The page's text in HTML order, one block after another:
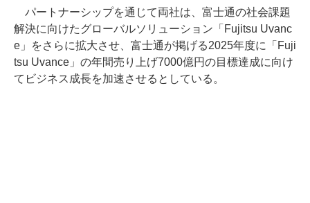
パートナーシップを通じて両社は、富士通の社会課題
解決に向けたグローバルソリューション「Fujitsu Uvanc
e」をさらに拡大させ、富士通が掲げる2025年度に「Fuji
tsu Uvance」の年間売り上げ7000億円の目標達成に向け
てビジネス成長を加速させるとしている。